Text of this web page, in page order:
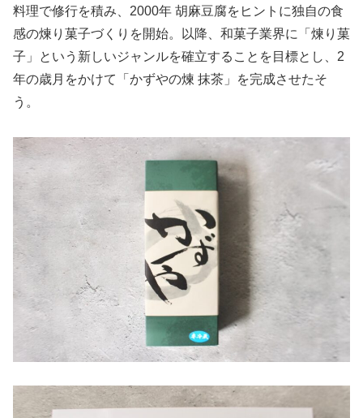
料理で修行を積み、2000年 胡麻豆腐をヒントに独自の食
感の煉り菓子づくりを開始。以降、和菓子業界に「煉り菓
子」という新しいジャンルを確立することを目標とし、2
年の歳月をかけて「かずやの煉 抹茶」を完成させたそ
う。